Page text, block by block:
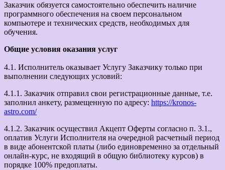
Заказчик обязуется самостоятельно обеспечить наличие
программного обеспечения на своем персональном
компьютере и технических средств, необходимых для
обучения.
Общие условия оказания услуг
4.1. Исполнитель оказывает Услугу Заказчику только при
выполнении следующих условий:
4.1.1. Заказчик отправил свои регистрационные данные, т.е.
заполнил анкету, размещенную по адресу: https://kronos-
astro.com/
4.1.2. Заказчик осуществил Акцепт Оферты согласно п. 3.1.,
оплатив Услуги Исполнителя на очередной расчетный период
в виде абонентской платы (либо единовременно за отдельный
онлайн-курс, не входящий в общую библиотеку курсов) в
порядке 100% предоплаты.